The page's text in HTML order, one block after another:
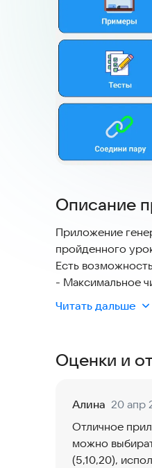
Описание
Приложение
пройденного
Есть
- Максимальное
- Тип примера (+, -
Решать примеры
- Соедини пару
текущий пример.
Читать дальше
Оценки и
Алина 20 апр
Отличное
можно
(5,10,20),